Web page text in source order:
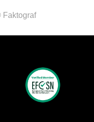
Faktograf